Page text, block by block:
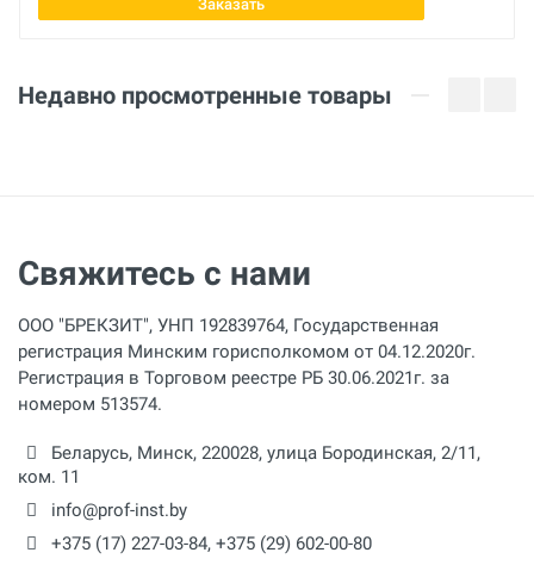
Заказать
Недавно просмотренные товары
Свяжитесь с нами
ООО "БРЕКЗИТ", УНП 192839764, Государственная
регистрация Минским горисполкомом от 04.12.2020г.
Регистрация в Торговом реестре РБ 30.06.2021г. за
номером 513574.
Беларусь, Минск, 220028, улица Бородинская, 2/11,
ком. 11
info@prof-inst.by
+375 (17) 227-03-84, +375 (29) 602-00-80